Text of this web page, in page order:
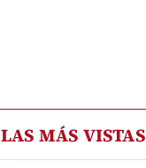
LAS MÁS VISTAS